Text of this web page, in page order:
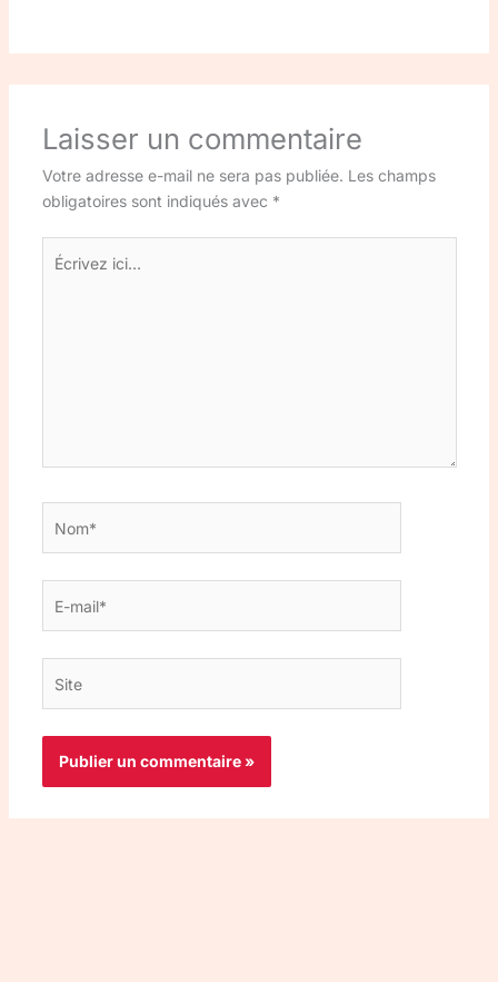
Laisser un commentaire
Votre adresse e-mail ne sera pas publiée. Les champs
obligatoires sont indiqués avec *
ici…
mail*